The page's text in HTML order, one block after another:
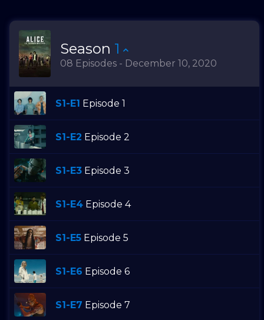
Season 1
08 Episodes - December 10, 2020
S1-E1 Episode 1
S1-E2 Episode 2
S1-E3 Episode 3
S1-E4 Episode 4
S1-E5 Episode 5
S1-E6 Episode 6
S1-E7 Episode 7